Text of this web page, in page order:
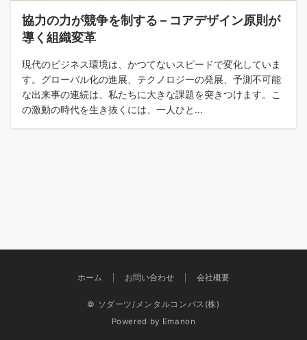
協力の力が競争を制する – コアデザイン原則が
導く組織変革
現代のビジネス環境は、かつてないスピードで変化していま
す。グローバル化の進展、テクノロジーの発展、予測不可能
な出来事の連続は、私たちに大きな課題を突きつけます。こ
の激動の時代を生き抜くには、一人ひと...
ホーム お問い合わせ 会社概要
© ソダーツ/メンタルコンパス(株)
Powered by Emanon